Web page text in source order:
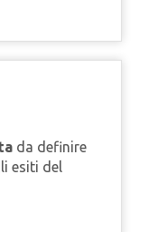
da definire
esiti del